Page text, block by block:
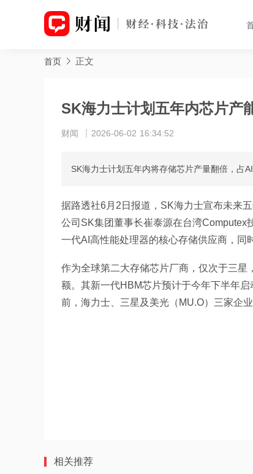
首页 正文
SK海力士计划五年内芯片产
财闻 2026-06-02 16:34:52
SK海力士计划五年内将存储芯片产量翻倍，占
据路透社6月2日报道，SK海力士宣布未来
公司SK集团董事长崔泰源在台湾Computex
一代AI高性能处理器的核心存储供应商，同
作为全球第二大存储芯片厂商，仅次于三
额。其新一代HBM芯片预计于今年下半年
前，海力士、三星及美光（MU.O）三家企
相关推荐